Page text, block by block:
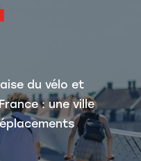
du vélo et
: une ville